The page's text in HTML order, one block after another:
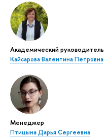
Академический руководитель
Кайсарова Валентина Петровна
Менеджер
Птицына Дарья Сергеевна